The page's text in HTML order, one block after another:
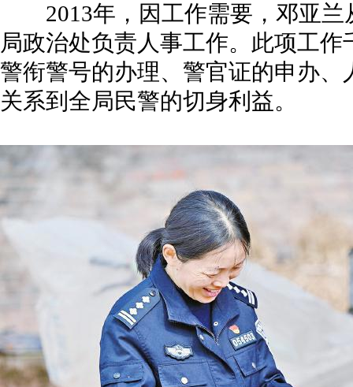
2013年，因工作需要，邓亚兰
局政治处负责人事工作。此项工
警衔警号的办理、警官证的申办
关系到全局民警的切身利益。